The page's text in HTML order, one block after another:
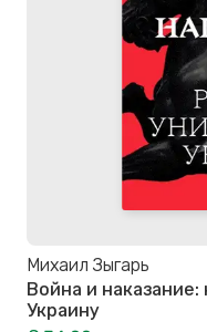
Михаил Зыгарь
Война и
Украину